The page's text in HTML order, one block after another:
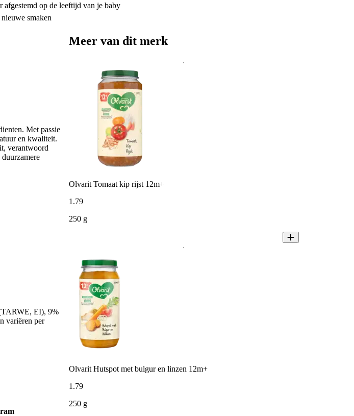
afgestemd op de leeftijd van je baby
smaken
Met passie
en kwaliteit.
verantwoord
EI), 9%
variëren per
Meer van dit merk
Olvarit Tomaat kip rijst 12m+
1 .79
250 g
Olvarit Hutspot met bulgur en linzen 12m+
1 .79
250 g